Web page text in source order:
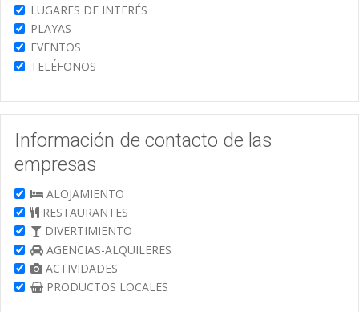
LUGARES DE INTERÉS
PLAYAS
EVENTOS
TELÉFONOS
Información de contacto de las
empresas
ALOJAMIENTO
RESTAURANTES
DIVERTIMIENTO
AGENCIAS-ALQUILERES
ACTIVIDADES
PRODUCTOS LOCALES